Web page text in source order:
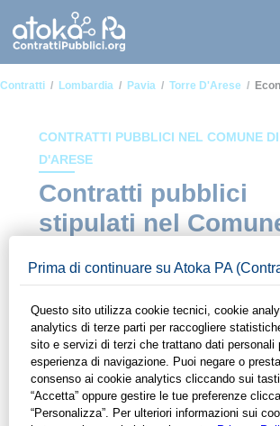
Contratti Lombardia Pavia Torre D'Arese
CONTRATTI PUBBLICI NEL COMUNE
D'ARESE
Contratti pubblici
stipulati nel
Economia e lavoro
In questa sezione del sito di ContrattiPubblici.org
ad alcuni dei contratti presenti nella piattaforma
all'interno del Comune di Torre d'Arese in ambito
lavoro. Grazie alle funzionalità di
monitorare la scadenza dei contratti pubblici di
programmare la tua attività commerciale con le
Amministrazioni con largo anticipo. Il servizio di